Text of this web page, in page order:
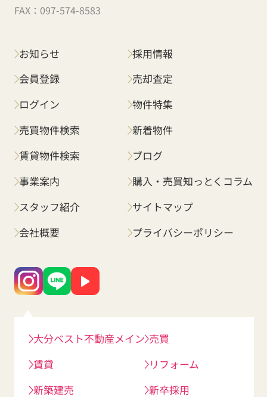
FAX： 097-574-8583
お知らせ
会員登録
ログイン
売買物件検索
賃貸物件検索
事業案内
スタッフ紹介
会社概要
採用情報
売却査定
物件特集
新着物件
ブログ
購入・売買知っとくコラム
サイトマップ
プライバシーポリシー
大分ベスト不動産メイン
賃貸
新築建売
売買
リフォーム
新卒採用